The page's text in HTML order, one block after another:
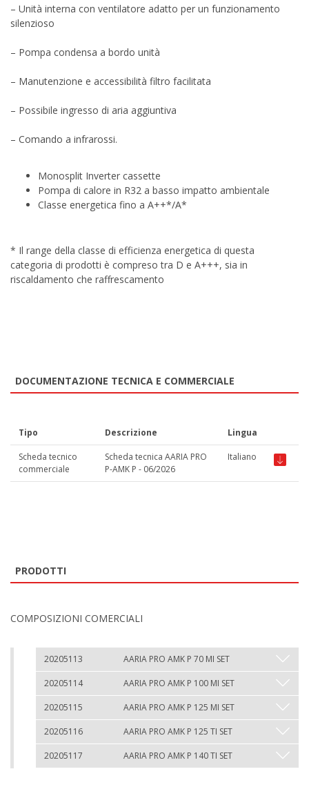
– Unità interna con ventilatore adatto per un funzionamento
silenzioso
– Pompa condensa a bordo unità
– Manutenzione e accessibilità filtro facilitata
– Possibile ingresso di aria aggiuntiva
– Comando a infrarossi.
Monosplit Inverter cassette
Pompa di calore in R32 a basso impatto ambientale
Classe energetica fino a A++*/A*
* Il range della classe di efficienza energetica di questa
categoria di prodotti è compreso tra D e A+++, sia in
riscaldamento che raffrescamento
DOCUMENTAZIONE TECNICA E COMMERCIALE
Tipo Descrizione Lingua
Scheda tecnico
commerciale
Scheda tecnica AARIA PRO
P-AMK P - 06/2026
Italiano
PRODOTTI
COMPOSIZIONI COMERCIALI
20205113 AARIA PRO AMK P 70 MI SET
20205114 AARIA PRO AMK P 100 MI SET
20205115 AARIA PRO AMK P 125 MI SET
20205116 AARIA PRO AMK P 125 TI SET
20205117 AARIA PRO AMK P 140 TI SET